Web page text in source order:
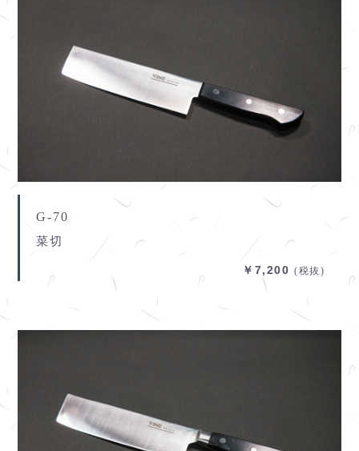
G-70
菜切
￥7,200(税抜)